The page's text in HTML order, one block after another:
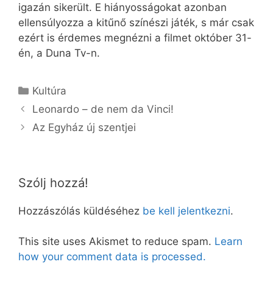
igazán sikerült. E hiányosságokat azonban
ellensúlyozza a kitűnő színészi játék, s már csak
ezért is érdemes megnézni a filmet október 31-
én, a Duna Tv-n.
Kategória
Kultúra
Leonardo – de nem da Vinci!
Az Egyház új szentjei
Szólj hozzá!
Hozzászólás küldéséhez be kell jelentkezni.
This site uses Akismet to reduce spam. Learn
how your comment data is processed.